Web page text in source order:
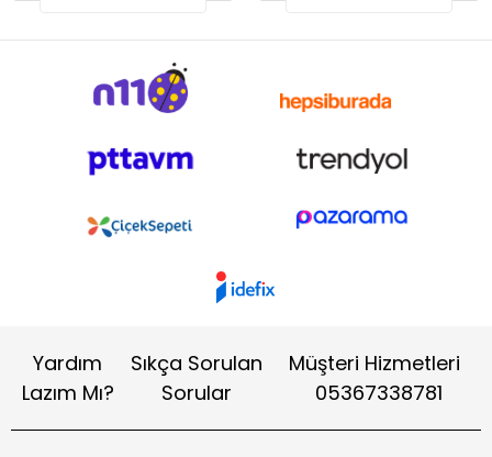
Yardım
Lazım Mı?
Sıkça Sorulan
Sorular
Müşteri Hizmetleri
05367338781